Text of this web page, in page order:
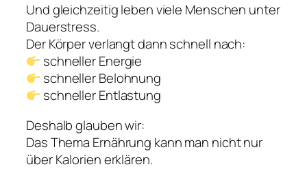
Und gleichzeitig leben viele Menschen unter
Dauerstress.
Der Körper verlangt dann schnell nach:
schneller Energie
schneller Belohnung
schneller Entlastung
Deshalb glauben wir:
Das Thema Ernährung kann man nicht nur
über Kalorien erklären.